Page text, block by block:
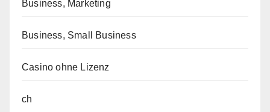
Business, Marketing
Business, Small Business
Casino ohne Lizenz
ch